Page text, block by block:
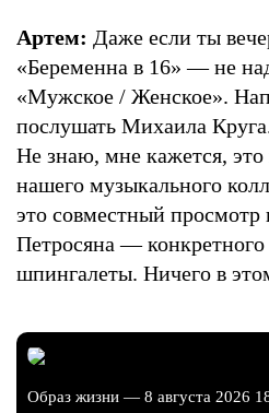
Артем: Даже если ты
«Беременна в 16» — не
«Мужское / Женское».
послушать Михаила
Не знаю, мне кажется, это
нашего музыкального
это совместный просмотр
Петросяна —
шпингалеты. Ничего в
Образ жизни — 8 августа 2026